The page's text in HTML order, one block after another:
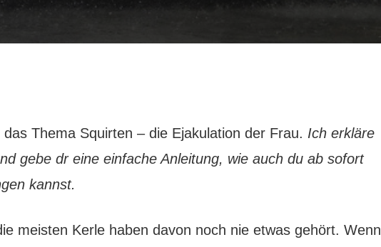
Thema Squirten – die Ejakulation der Frau. Ich erkläre
gebe dr eine einfache Anleitung, wie auch du ab sofort
kannst.
meisten Kerle haben davon noch nie etwas gehört. Wenn